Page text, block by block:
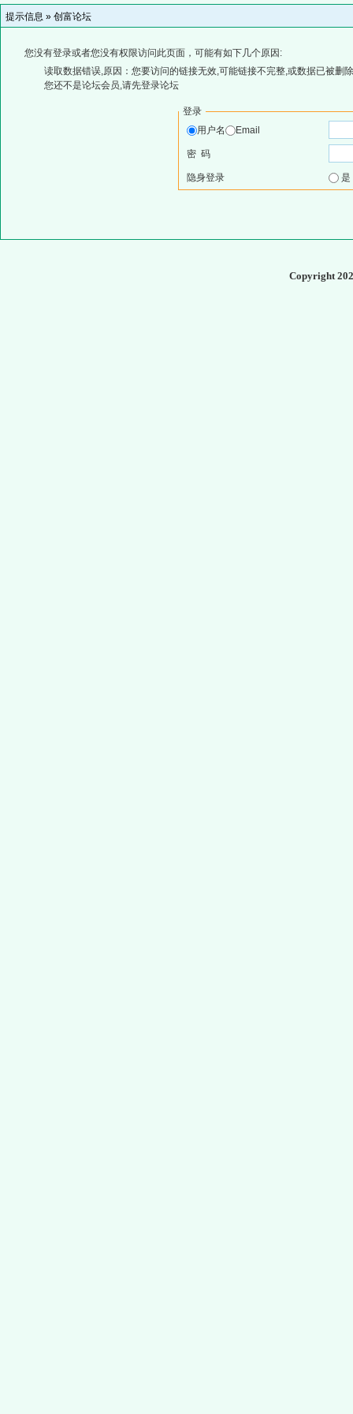
提示信息 » 创富论坛
您没有登录或者您没有权限访问此页面，可能有如下几个原因:
读取数据错误,原因：您要访问的链接无效,可能链接不完整,或数据已被删
您还不是论坛会员,请先登录论坛
登录
用户名
Email
密 码
隐身登录
Copyright